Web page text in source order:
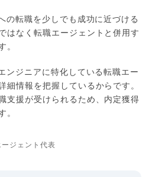
の転職を少しでも成功に近づける
はなく転職エージェントと併用す
。
ンジニアに特化している転職エー
細情報を把握しているからです。
支援が受けられるため、内定獲得
。
ジェント代表